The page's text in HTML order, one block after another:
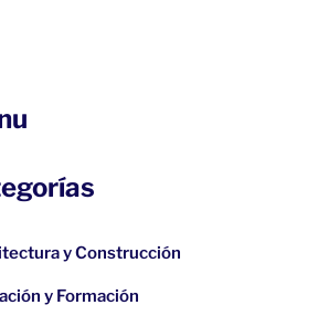
y Construcción
y Formación